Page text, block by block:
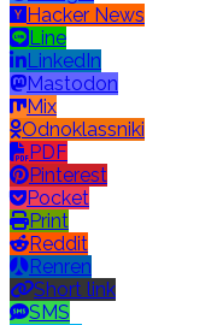
Hacker News
Line
LinkedIn
Mastodon
Mix
Odnoklassniki
PDF
Pinterest
Pocket
Print
Reddit
Renren
Short link
SMS